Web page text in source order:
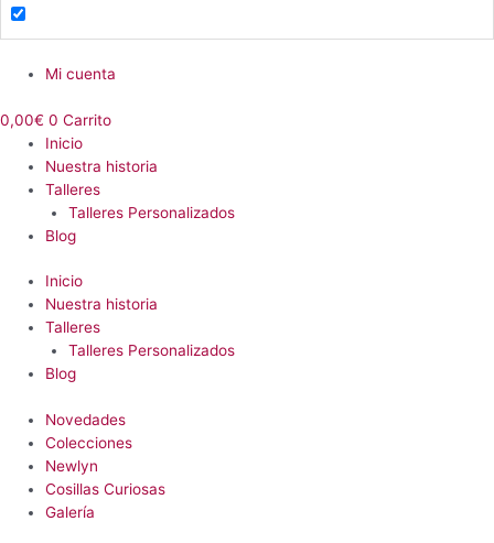
Menú Mi cuenta
0,00€ 0 Carrito
Inicio
Nuestra historia
Talleres
Talleres Personalizados
Blog
Inicio
Nuestra historia
Talleres
Talleres Personalizados
Blog
Novedades
Colecciones
Newlyn
Cosillas Curiosas
Galería